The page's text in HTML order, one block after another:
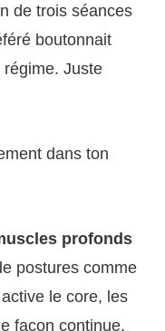
de trois séances
boutonnait
Juste
dans ton
profonds
postures comme
le core, les
façon continue.